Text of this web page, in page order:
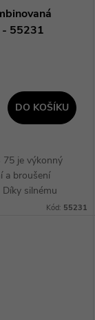
- 55231
DO KOŠÍKU
75 je výkonný
a broušení
silnému
broušeníKód: 55231